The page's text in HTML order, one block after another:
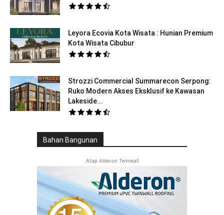
Leyora Ecovia Kota Wisata : Hunian Premium
Kota Wisata Cibubur
Strozzi Commercial Summarecon Serpong:
Ruko Modern Akses Eksklusif ke Kawasan
Lakeside...
Bahan Bangunan
Atap Alderon Twinwall